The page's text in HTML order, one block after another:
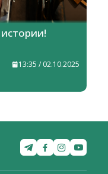
13:35 / 02.10.2025